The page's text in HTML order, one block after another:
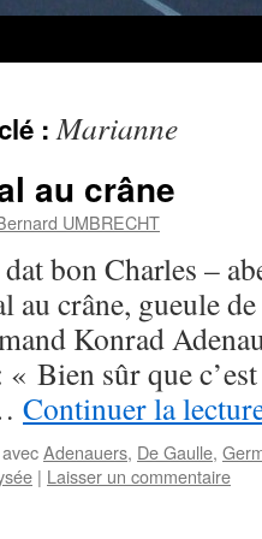
:Marianne
au crâne
UMBRECHT
bon Charles –
au crâne, gueule
Konrad
« Bien sûr que
Continuer la
Adenauers, De Gaulle,
| Laisser un commentaire